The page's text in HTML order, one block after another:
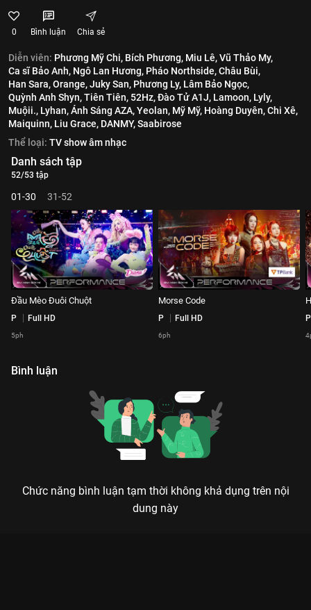
0 Bình luận Chia sẻ
Diễn viên: Phương Mỹ Chi, Bích Phương, Miu Lê,Vũ Thảo My,
Ca sĩ Bảo Anh, Ngô Lan Hương, Pháo Northside,Châu Bùi,
Han Sara,Orange,Juky San, Phương Ly, Lâm Bảo Ngọc,
Quỳnh Anh Shyn,Tiên Tiên, 52Hz,Đào Tử A1J, Lamoon, Lyly,
Muộii., Lyhan,Ánh Sáng AZA,Yeolan, Mỹ Mỹ, Hoàng Duyên,Chi Xê,
Maiquinn, Liu Grace, DANMY,Saabirose
Thể loại: TV show âm nhạc
Danh sách tập
52/53 tập
01-30 31-52
Đầu Mèo Đuôi Chuột
P Full HD
5ph
Morse Code
P Full HD
6ph
P
Bình luận
Chức năng bình luận tạm thời không khả dụng trên nội
dung này